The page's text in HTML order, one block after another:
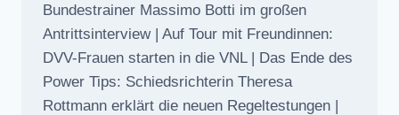
Bundestrainer Massimo Botti im großen
Antrittsinterview | Auf Tour mit Freundinnen:
DVV-Frauen starten in die VNL | Das Ende des
Power Tips: Schiedsrichterin Theresa
Rottmann erklärt die neuen Regeltestungen |